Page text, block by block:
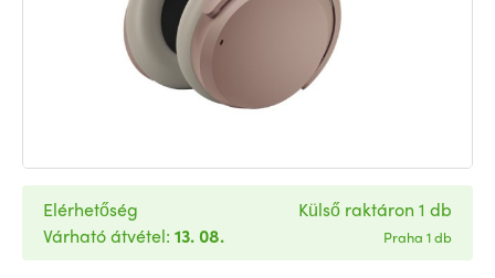
Elérhetőség
Várható átvétel: 13. 08.
Külső raktáron 1 db
Praha 1 db